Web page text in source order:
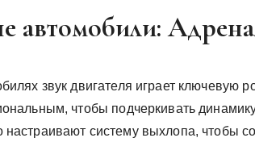
автомобили:
звук двигателя играет ключевую
чтобы подчеркивать
систему выхлопа, чтобы